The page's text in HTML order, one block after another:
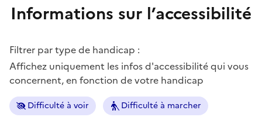
Informations sur l’accessibilité
Filtrer par type de handicap :
Affichez uniquement les infos d'accessibilité qui vous
concernent, en fonction de votre handicap
Difficulté à voir Difficulté à marcher